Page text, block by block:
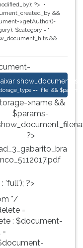
?>
&&
>getAuthor()-
$category = '
&&
== 'file' &&
>name &&
$params-
?>
nco_5112017.pdf
'full'); ?>
*/
=
: $document-